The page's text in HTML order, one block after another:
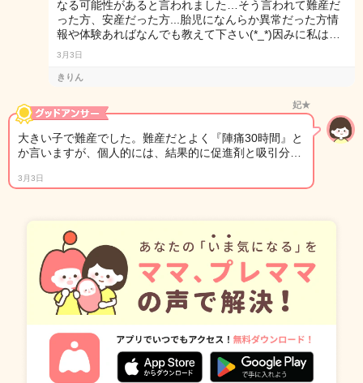
なる可能性があると言われました…そう言われて難産だ
った方、安産だった方...胎児になんらか異常だった方情
報や体験あればなんでも教えて下さい(*_*)因みに私は…
3月3日
きりん
妃★
大きい子で難産でした。難産だとよく『陣痛30時間』と
か言いますが、個人的には、結果的に促進剤と吸引分…
3月3日